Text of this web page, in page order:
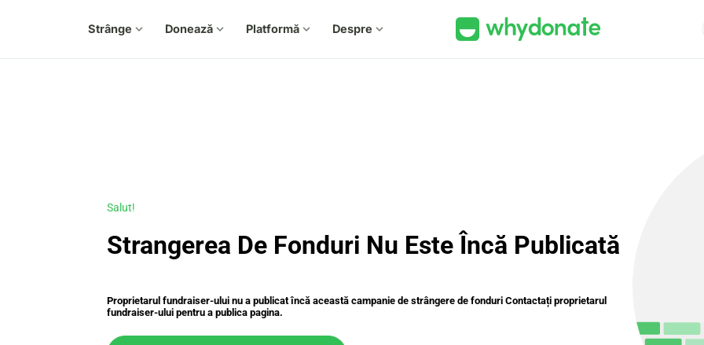
Strânge expand_more Donează expand_more Platformă expand_more Despre expand_more
Salut!
Strangerea De Fonduri Nu Este Încă Publicată
Proprietarul fundraiser-ului nu a publicat încă această campanie de strângere de fonduri Contactați proprietarul
fundraiser-ului pentru a publica pagina.